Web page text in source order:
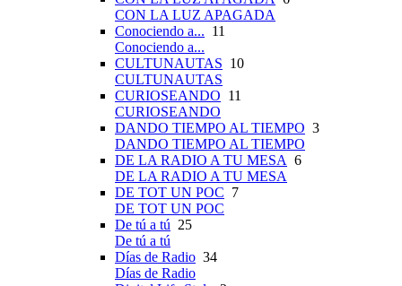
CON LA LUZ APAGADA
Conociendo a... 11
Conociendo a...
CULTUNAUTAS 10
CULTUNAUTAS
CURIOSEANDO 11
CURIOSEANDO
DANDO TIEMPO AL TIEMPO 3
DANDO TIEMPO AL TIEMPO
DE LA RADIO A TU MESA 6
DE LA RADIO A TU MESA
DE TOT UN POC 7
DE TOT UN POC
De tú a tú 25
De tú a tú
Días de Radio 34
Días de Radio